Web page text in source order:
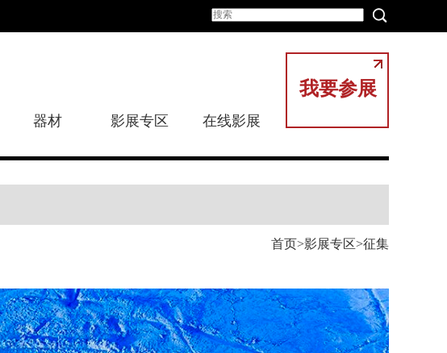
我要参展
器材 影展专区 在线影展
首页 影展专区 征集